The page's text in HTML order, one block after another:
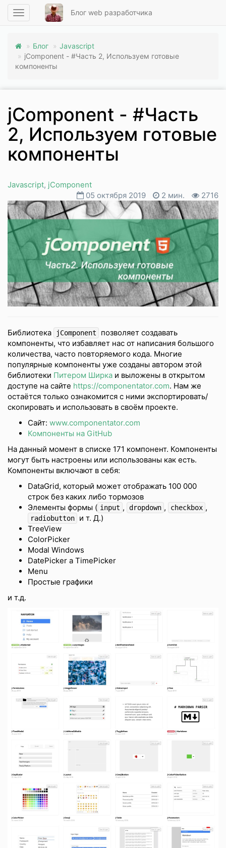
Toggle
navigation
Блог web разработчика
Привет,
меня
зовут
Алексей,
Web
пожаловать
мой
персональный
сайт!
Блог
Портфолио
Обо мне
Контакты
Блог
Javascript
jComponent - #Часть 2, Используем готовые
компоненты
jComponent - #Часть
2, Используем готовые
компоненты
Javascript, jComponent
05 октября 2019
2 мин. 2716
Библиотека jComponent
позволяет создавать
компоненты, что избавляет нас от написания большого
количества, часто повторяемого кода. Многие
популярные компоненты уже созданы автором этой
библиотеки Питером Ширка и выложены в открытом
доступе на сайте https://componentator.com. Нам же
остаётся только ознакомится с ними экспортировать/
скопировать и использовать в своём проекте.
Сайт: www.componentator.com
Компоненты на GitHub
На данный момент в списке 171 компонент. Компоненты
могут быть настроены или использованы как есть.
Компоненты включают в себя:
DataGrid, который может отображать 100 000
строк без каких либо тормозов
Элементы формы ( input , dropdown , checkbox ,
radiobutton
и т. Д.)
TreeView
ColorPicker
Modal Windows
DatePicker a TimePicker
Menu
Простые графики
и т.д.